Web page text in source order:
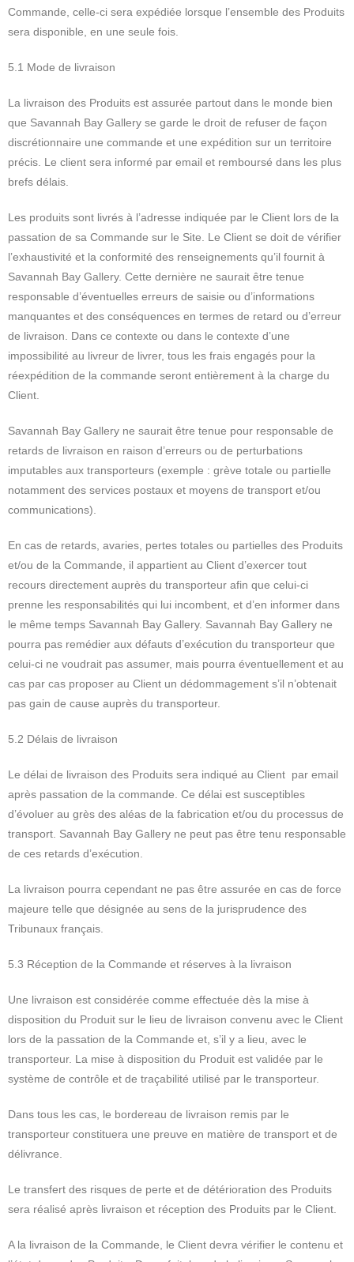
Commande, celle-ci sera expédiée lorsque l’ensemble des Produits
sera disponible, en une seule fois.
5.1 Mode de livraison
La livraison des Produits est assurée partout dans le monde bien
que Savannah Bay Gallery se garde le droit de refuser de façon
discrétionnaire une commande et une expédition sur un territoire
précis. Le client sera informé par email et remboursé dans les plus
brefs délais.
Les produits sont livrés à l’adresse indiquée par le Client lors de la
passation de sa Commande sur le Site. Le Client se doit de vérifier
l’exhaustivité et la conformité des renseignements qu’il fournit à
Savannah Bay Gallery. Cette dernière ne saurait être tenue
responsable d’éventuelles erreurs de saisie ou d’informations
manquantes et des conséquences en termes de retard ou d’erreur
de livraison. Dans ce contexte ou dans le contexte d’une
impossibilité au livreur de livrer, tous les frais engagés pour la
réexpédition de la commande seront entièrement à la charge du
Client.
Savannah Bay Gallery ne saurait être tenue pour responsable de
retards de livraison en raison d’erreurs ou de perturbations
imputables aux transporteurs (exemple : grève totale ou partielle
notamment des services postaux et moyens de transport et/ou
communications).
En cas de retards, avaries, pertes totales ou partielles des Produits
et/ou de la Commande, il appartient au Client d’exercer tout
recours directement auprès du transporteur afin que celui-ci
prenne les responsabilités qui lui incombent, et d’en informer dans
le même temps Savannah Bay Gallery. Savannah Bay Gallery ne
pourra pas remédier aux défauts d’exécution du transporteur que
celui-ci ne voudrait pas assumer, mais pourra éventuellement et au
cas par cas proposer au Client un dédommagement s’il n’obtenait
pas gain de cause auprès du transporteur.
5.2 Délais de livraison
Le délai de livraison des Produits sera indiqué au Client par email
après passation de la commande. Ce délai est susceptibles
d’évoluer au grès des aléas de la fabrication et/ou du processus de
transport. Savannah Bay Gallery ne peut pas être tenu responsable
de ces retards d’exécution.
La livraison pourra cependant ne pas être assurée en cas de force
majeure telle que désignée au sens de la jurisprudence des
Tribunaux français.
5.3 Réception de la Commande et réserves à la livraison
Une livraison est considérée comme effectuée dès la mise à
disposition du Produit sur le lieu de livraison convenu avec le Client
lors de la passation de la Commande et, s’il y a lieu, avec le
transporteur. La mise à disposition du Produit est validée par le
système de contrôle et de traçabilité utilisé par le transporteur.
Dans tous les cas, le bordereau de livraison remis par le
transporteur constituera une preuve en matière de transport et de
délivrance.
Le transfert des risques de perte et de détérioration des Produits
sera réalisé après livraison et réception des Produits par le Client.
A la livraison de la Commande, le Client devra vérifier le contenu et